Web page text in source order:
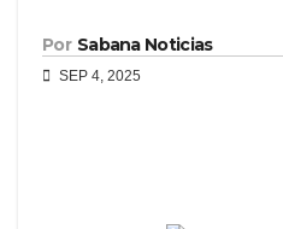
Por Sabana Noticias
SEP 4, 2025